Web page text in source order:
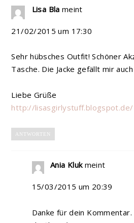
Lisa Bla meint
21/02/2015 um 17:30
Sehr hübsches Outfit! Schöner
Tasche. Die Jacke gefällt mir
Liebe Grüße
http://lisasgirlystuff.blogspot.de/
ANTWORTEN
Ania Kluk meint
15/03/2015 um 20:39
Danke für dein Kommentar.